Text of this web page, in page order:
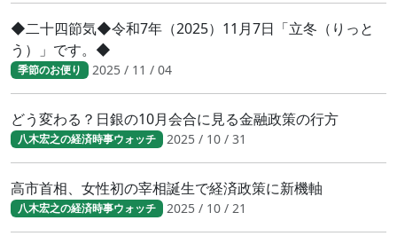
◆二十四節気◆令和7年（2025）11月7日「立冬（りっと
う）」です。◆
季節のお便り 2025 / 11 / 04
どう変わる？日銀の10月会合に見る金融政策の行方
八木宏之の経済時事ウォッチ 2025 / 10 / 31
高市首相、女性初の宰相誕生で経済政策に新機軸
八木宏之の経済時事ウォッチ 2025 / 10 / 21